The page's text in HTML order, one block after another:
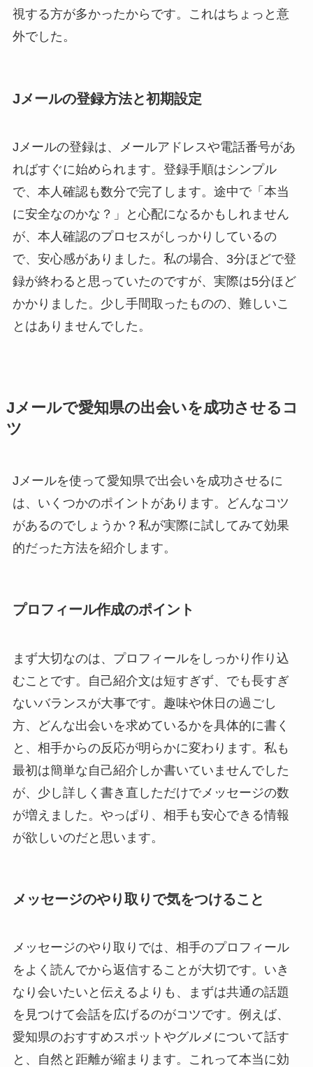
視する方が多かったからです。これはちょっと意
外でした。
Jメールの登録方法と初期設定
Jメールの登録は、メールアドレスや電話番号があ
ればすぐに始められます。登録手順はシンプル
で、本人確認も数分で完了します。途中で「本当
に安全なのかな？」と心配になるかもしれません
が、本人確認のプロセスがしっかりしているの
で、安心感がありました。私の場合、3分ほどで登
録が終わると思っていたのですが、実際は5分ほど
かかりました。少し手間取ったものの、難しいこ
とはありませんでした。
Jメールで愛知県の出会いを成功させるコ
ツ
Jメールを使って愛知県で出会いを成功させるに
は、いくつかのポイントがあります。どんなコツ
があるのでしょうか？私が実際に試してみて効果
的だった方法を紹介します。
プロフィール作成のポイント
まず大切なのは、プロフィールをしっかり作り込
むことです。自己紹介文は短すぎず、でも長すぎ
ないバランスが大事です。趣味や休日の過ごし
方、どんな出会いを求めているかを具体的に書く
と、相手からの反応が明らかに変わります。私も
最初は簡単な自己紹介しか書いていませんでした
が、少し詳しく書き直しただけでメッセージの数
が増えました。やっぱり、相手も安心できる情報
が欲しいのだと思います。
メッセージのやり取りで気をつけること
メッセージのやり取りでは、相手のプロフィール
をよく読んでから返信することが大切です。いき
なり会いたいと伝えるよりも、まずは共通の話題
を見つけて会話を広げるのがコツです。例えば、
愛知県のおすすめスポットやグルメについて話す
と、自然と距離が縮まります。これって本当に効